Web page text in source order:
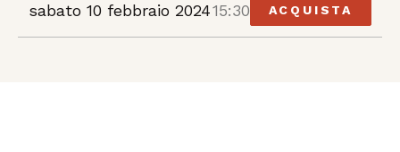
sabato 10 febbraio 202415:30 ACQUISTA